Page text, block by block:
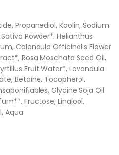
Propanediol, Kaolin, Sodium
Powder*, Helianthus
Calendula Officinalis Flower
Rosa Moschata Seed Oil,
Fruit Water*, Lavandula
Betaine, Tocopherol,
Glycine Soja Oil
Fructose, Linalool,
Aqua